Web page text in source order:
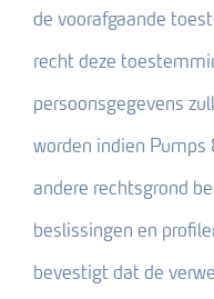
de voorafgaande
recht deze
persoonsgegevens
worden indien Pumps
andere rechtsgrond
beslissingen en
bevestigt dat de